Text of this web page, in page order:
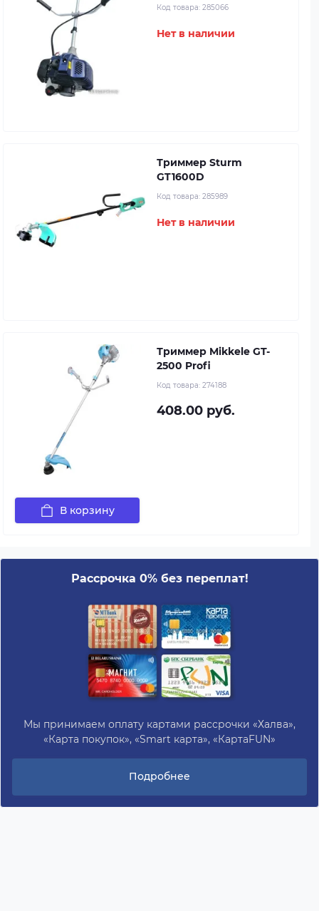
Код товара: 285066
Нет в наличии
Триммер Sturm
GT1600D
Код товара: 285989
Нет в наличии
Триммер Mikkele GT-
2500 Profi
Код товара: 274188
408.00 руб.
В корзину
Рассрочка 0% без переплат!
Мы принимаем оплату картами рассрочки «Халва»,
«Карта покупок», «Smart карта», «КартаFUN»
Подробнее